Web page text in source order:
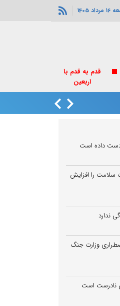
1405
دست داده است
را افزایش
ندارد
وزارت جنگ
نادرست است